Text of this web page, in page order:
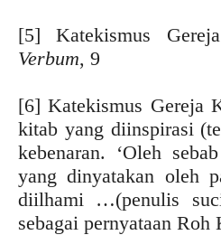
[5] Katekismus
Verbum, 9
[6] Katekismus Gereja
kitab yang diinspirasi
kebenaran. ‘Oleh
yang dinyatakan oleh
diilhami …(penulis
sebagai pernyataan Roh